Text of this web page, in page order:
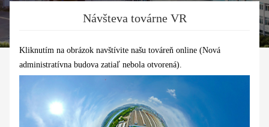
Návšteva továrne VR
Kliknutím na obrázok navštívite našu továreň online (Nová
administratívna budova zatiaľ nebola otvorená).